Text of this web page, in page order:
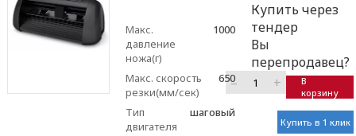
Макс.
давление
ножа(г)
1000
Макс. скорость
резки(мм/сек)
650
Тип
двигателя
шаговый
Купить через
тендер
Вы
перепродавец?
–
+
В
корзину
Купить в 1 клик